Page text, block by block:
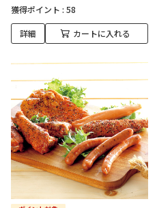
獲得ポイント : 58
詳細 カートに入れる